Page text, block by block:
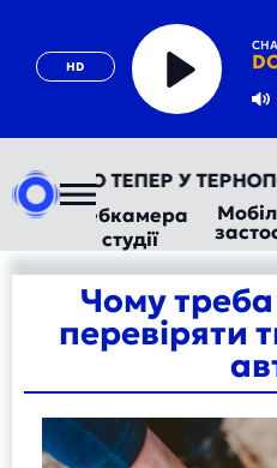
HD
Play
ТЕПЕР У
Вебкамера
студії
Чому
перевіряти